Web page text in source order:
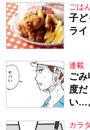
ごは
子ど
ライ
連載
ご
度
い…
カラ